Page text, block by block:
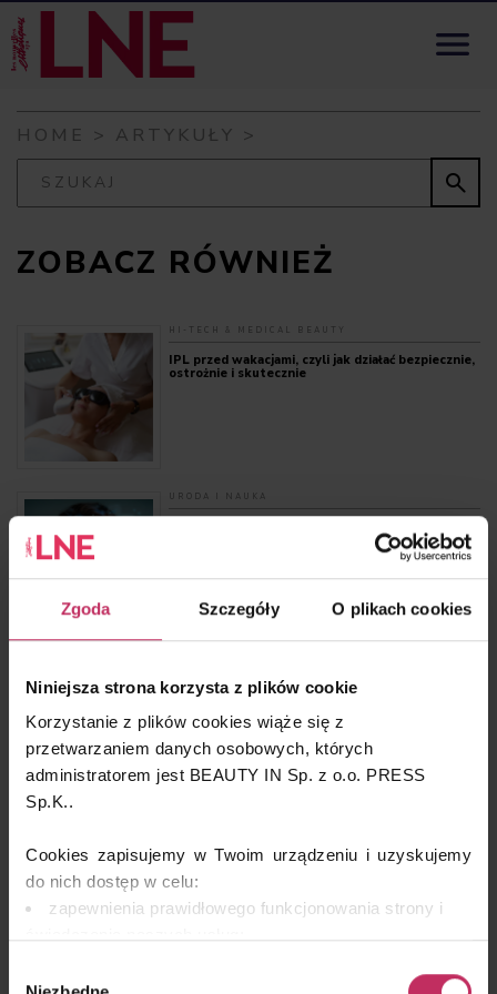
Zgoda Szczegóły O plikach cookies
Niniejsza strona korzysta z plików cookie
Korzystanie z plików cookies wiąże się z
przetwarzaniem danych osobowych, których
administratorem jest BEAUTY IN Sp. z o.o. PRESS
Sp.K..
Cookies zapisujemy w Twoim urządzeniu i uzyskujemy
do nich dostęp w celu:
zapewnienia prawidłowego funkcjonowania strony i
analizy zachowań użytkowników w celu ich lepszego
Skip to content

HOME > ARTYKUŁY >

ZOBACZ RÓWNIEŻ
HI-TECH & MEDICAL BEAUTY
IPL przed wakacjami, czyli jak działać bezpiecznie,
ostrożnie i skutecznie
URODA I NAUKA
Działa czy nie - fakty i mity o fotobiomodulacji
Poskromienie dyschromii – redukcja przebarwień
wywołanych ekspozycją na promienie UV